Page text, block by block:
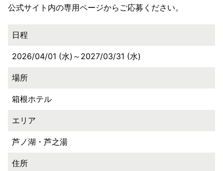
公式サイト内の専用ページからご応募ください。
日程
2026/04/01 (水)～2027/03/31 (水)
場所
箱根ホテル
エリア
芦ノ湖・芦之湯
住所